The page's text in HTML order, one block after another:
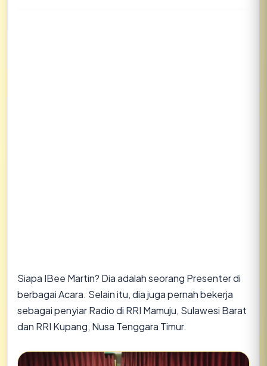
Siapa IBee Martin? Dia adalah seorang Presenter di
berbagai Acara. Selain itu, dia juga pernah bekerja
sebagai penyiar Radio di RRI Mamuju, Sulawesi Barat
dan RRI Kupang, Nusa Tenggara Timur.